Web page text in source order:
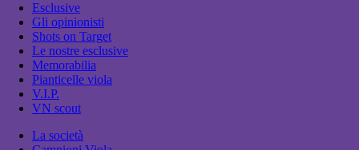
Esclusive
Gli opinionisti
Shots on Target
Le nostre esclusive
Memorabilia
Pianticelle viola
V.I.P.
VN scout
La società